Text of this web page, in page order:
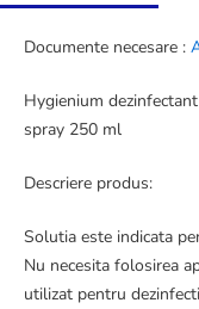
Documente necesare :
Hygienium
spray 250 ml
Descriere produs:
Solutia este indicata
Nu necesita folosirea
utilizat pentru